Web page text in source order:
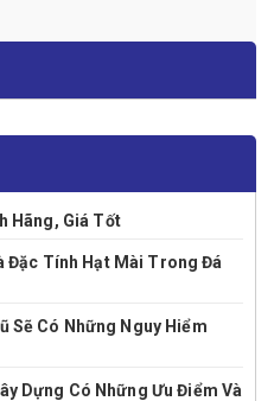
Hãng, Giá Tốt
Đặc Tính Hạt Mài Trong Đá
Sẽ Có Những Nguy Hiểm
Dựng Có Những Ưu Điểm Và